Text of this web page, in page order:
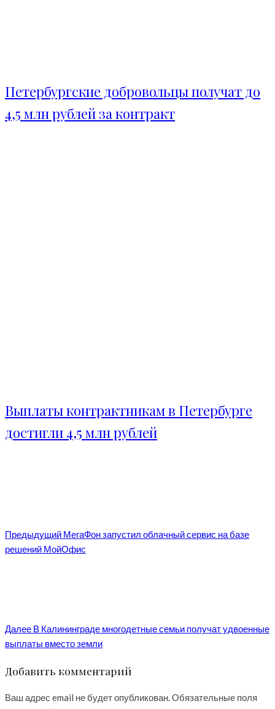
Петербургские добровольцы получат до
4,5 млн рублей за контракт
Выплаты контрактникам в Петербурге
достигли 4,5 млн рублей
Предыдущий МегаФон запустил облачный сервис на базе
решений МойОфис
Далее В Калининграде многодетные семьи получат удвоенные
выплаты вместо земли
Добавить комментарий
Ваш адрес email не будет опубликован.Обязательные поля